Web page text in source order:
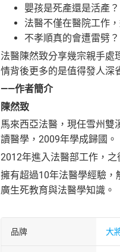
嬰孩是死產還是活產？
法醫不僅在醫院工作
不孝順真的會遭雷劈？
法醫陳然致分享幾宗親手處
情背後更多的是值得發人深
——作者簡介
陳然致
馬來西亞法醫，現任雪州雙
讀醫學，2009年學成歸國。
2012年進入法醫部工作，
擁有超過10年法醫學經驗
廣生死教育與法醫學知識。
品牌 大